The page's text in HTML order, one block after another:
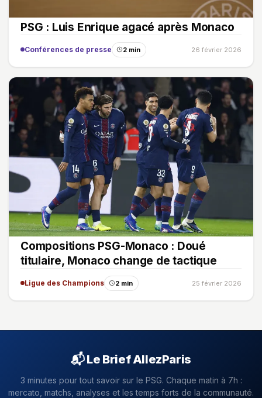
PSG : Luis Enrique agacé après Monaco
Conférences de presse 2 min 26 février 2026
Compositions PSG-Monaco : Doué
titulaire, Monaco change de tactique
Ligue des Champions 2 min 25 février 2026
📬 Le Brief AllezParis
3 minutes pour tout savoir sur le PSG. Chaque matin à 7h :
mercato, matchs, analyses et les temps forts de la communauté.